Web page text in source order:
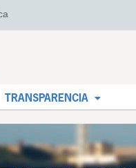
TRANSPARENCIA